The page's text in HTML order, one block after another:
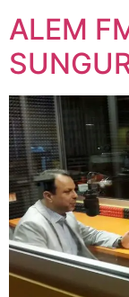
ALEM